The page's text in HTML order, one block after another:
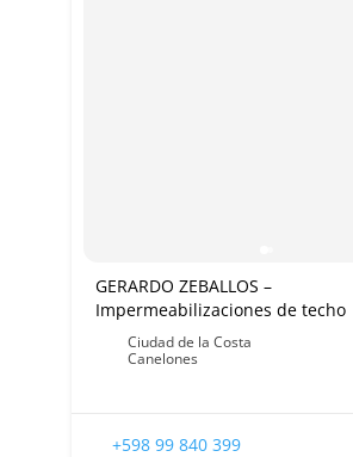
GERARDO ZEBALLOS –
Impermeabilizaciones de techo
Ciudad de la Costa
Canelones
+598 99 840 399